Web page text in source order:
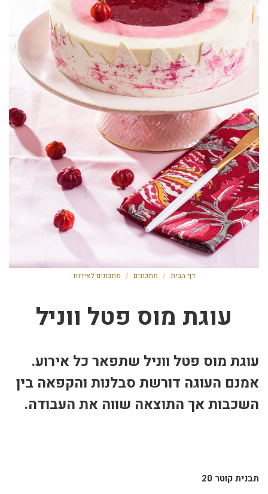
דף הבית / מתכונים / מתכונים לאירוח
עוגת מוס פטל ווניל
עוגת מוס פטל ווניל שתפאר כל אירוע.
אמנם העוגה דורשת סבלנות והקפאה בין
השכבות אך התוצאה שווה את העבודה.
תבנית קוטר 20